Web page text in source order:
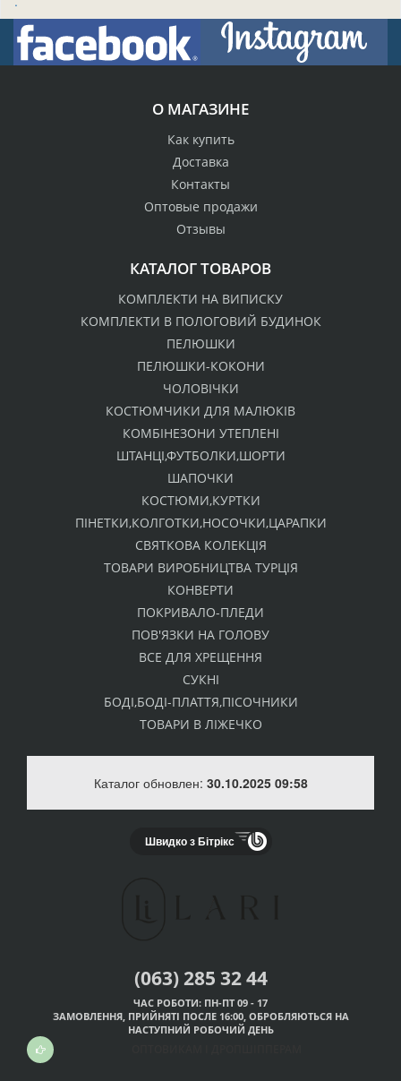
О МАГАЗИНЕ
Как купить
Доставка
Контакты
Оптовые продажи
Отзывы
КАТАЛОГ ТОВАРОВ
КОМПЛЕКТИ НА ВИПИСКУ
КОМПЛЕКТИ В ПОЛОГОВИЙ БУДИНОК
ПЕЛЮШКИ
ПЕЛЮШКИ-КОКОНИ
ЧОЛОВІЧКИ
КОСТЮМЧИКИ ДЛЯ МАЛЮКІВ
КОМБІНЕЗОНИ УТЕПЛЕНІ
ШТАНЦІ,ФУТБОЛКИ,ШОРТИ
ШАПОЧКИ
КОСТЮМИ,КУРТКИ
ПІНЕТКИ,КОЛГОТКИ,НОСОЧКИ,ЦАРАПКИ
СВЯТКОВА КОЛЕКЦІЯ
ТОВАРИ ВИРОБНИЦТВА ТУРЦІЯ
КОНВЕРТИ
ПОКРИВАЛО-ПЛЕДИ
ПОВ'ЯЗКИ НА ГОЛОВУ
ВСЕ ДЛЯ ХРЕЩЕННЯ
СУКНІ
БОДІ,БОДІ-ПЛАТТЯ,ПІСОЧНИКИ
ТОВАРИ В ЛІЖЕЧКО
Каталог обновлен: 30.10.2025 09:58
Швидко з Бітрікс
(063) 285 32 44
ЧАС РОБОТИ: ПН-ПТ 09 - 17
ЗАМОВЛЕННЯ, ПРИЙНЯТІ ПОСЛЕ 16:00, ОБРОБЛЯЮТЬСЯ НА
НАСТУПНИЙ РОБОЧИЙ ДЕНЬ